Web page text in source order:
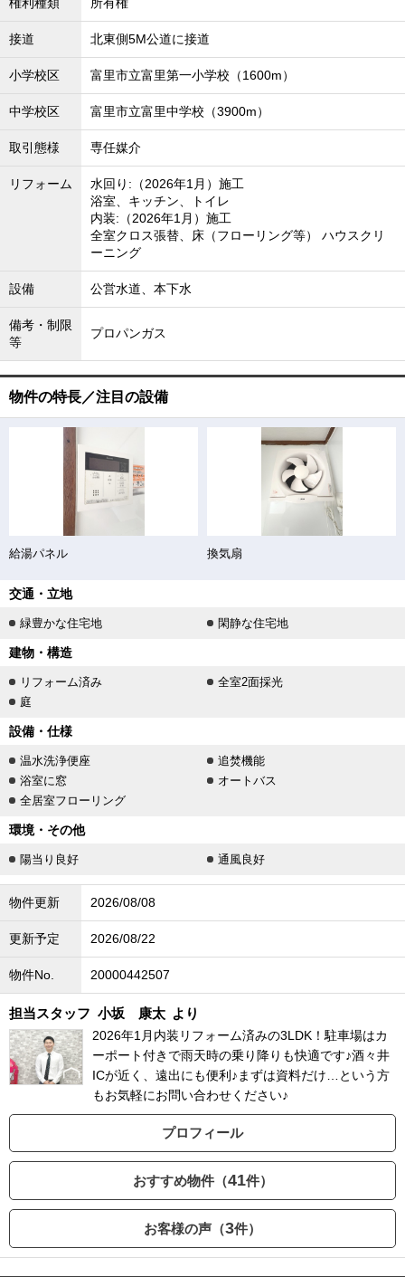
接道 北東側5M公道に接道
小学校区 富里市立富里第一小学校（1600m）
中学校区 富里市立富里中学校（3900m）
取引態様 専任媒介
リフォーム
水回り:（2026年1月）施工
浴室、キッチン、トイレ
内装:（2026年1月）施工
全室クロス張替、床（フローリング等） ハウスクリ
ーニング
設備 公営水道、本下水
備考・制限
等
プロパンガス
物件の特長／注目の設備
給湯パネル 換気扇
交通・立地
緑豊かな住宅地 閑静な住宅地
建物・構造
リフォーム済み
全室2面採光
庭
設備・仕様
温水洗浄便座
追焚機能
浴室に窓
オートバス
全居室フローリング
環境・その他
陽当り良好 通風良好
物件更新 2026/08/08
更新予定 2026/08/22
物件No. 20000442507
担当スタッフ 小坂 康太 より
2026年1月内装リフォーム済みの3LDK！駐車場はカ
ーポート付きで雨天時の乗り降りも快適です♪酒々井
ICが近く、遠出にも便利♪まずは資料だけ…という方
もお気軽にお問い合わせください♪
プロフィール
おすすめ物件（41件）
お客様の声（3件）